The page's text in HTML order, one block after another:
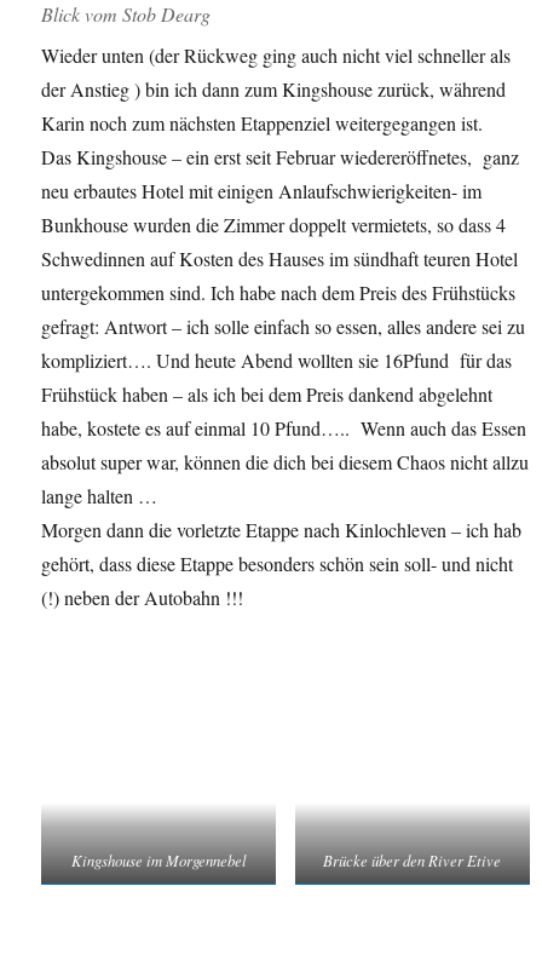
Blick vom Stob Dearg
Wieder unten (der Rückweg ging auch nicht viel schneller als
der Anstieg ) bin ich dann zum Kingshouse zurück, während
Karin noch zum nächsten Etappenziel weitergegangen ist.
Das Kingshouse – ein erst seit Februar wiedereröffnetes, ganz
neu erbautes Hotel mit einigen Anlaufschwierigkeiten- im
Bunkhouse wurden die Zimmer doppelt vermietets, so dass 4
Schwedinnen auf Kosten des Hauses im sündhaft teuren Hotel
untergekommen sind. Ich habe nach dem Preis des Frühstücks
gefragt: Antwort – ich solle einfach so essen, alles andere sei zu
kompliziert…. Und heute Abend wollten sie 16Pfund für das
Frühstück haben – als ich bei dem Preis dankend abgelehnt
habe, kostete es auf einmal 10 Pfund….. Wenn auch das Essen
absolut super war, können die dich bei diesem Chaos nicht allzu
lange halten …
Morgen dann die vorletzte Etappe nach Kinlochleven – ich hab
gehört, dass diese Etappe besonders schön sein soll- und nicht
(!) neben der Autobahn !!!
Kingshouse im Morgennebel Brücke über den River Etive